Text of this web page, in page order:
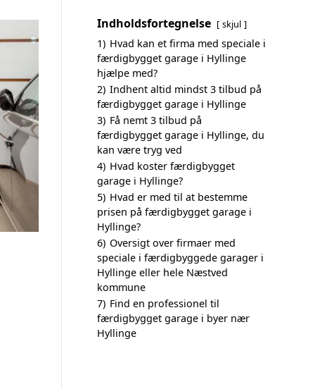
Indholdsfortegnelse skjul
1) Hvad kan et firma med speciale i
færdigbygget garage i Hyllinge
hjælpe med?
2) Indhent altid mindst 3 tilbud på
færdigbygget garage i Hyllinge
3) Få nemt 3 tilbud på
færdigbygget garage i Hyllinge, du
kan være tryg ved
4) Hvad koster færdigbygget
garage i Hyllinge?
5) Hvad er med til at bestemme
prisen på færdigbygget garage i
Hyllinge?
6) Oversigt over firmaer med
speciale i færdigbyggede garager i
Hyllinge eller hele Næstved
kommune
7) Find en professionel til
færdigbygget garage i byer nær
Hyllinge